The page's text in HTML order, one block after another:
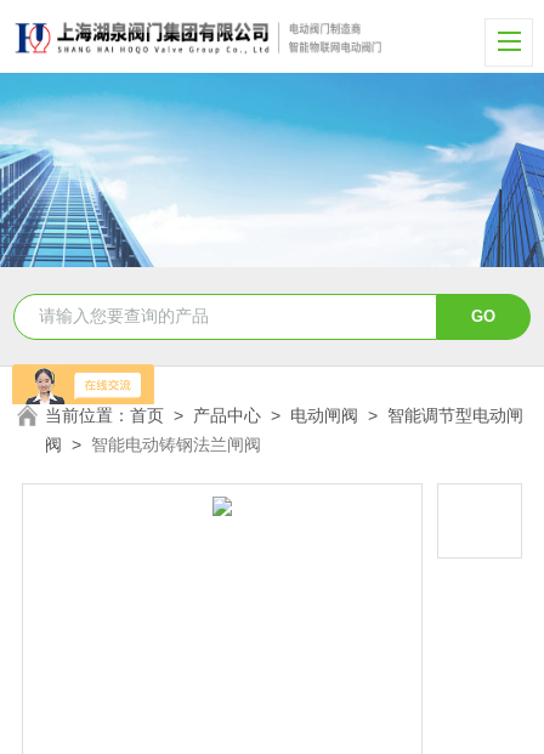
当前位置：首页 > 产品中心 > 电动闸阀 > 智能调节型电动闸
阀 > 智能电动铸钢法兰闸阀